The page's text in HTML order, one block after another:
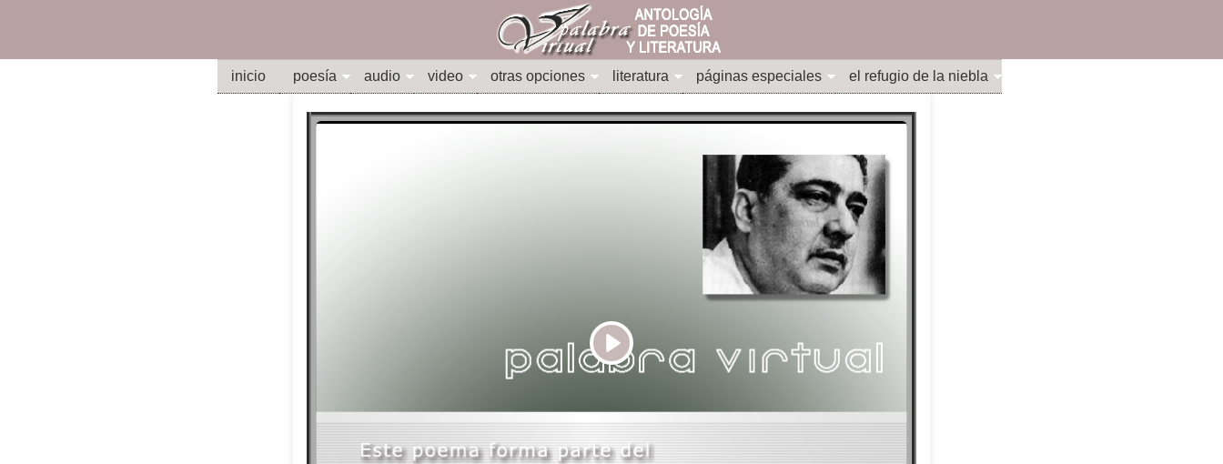
inicio poesía audio video otras opciones literatura páginas especiales el refugio de la niebla
Play